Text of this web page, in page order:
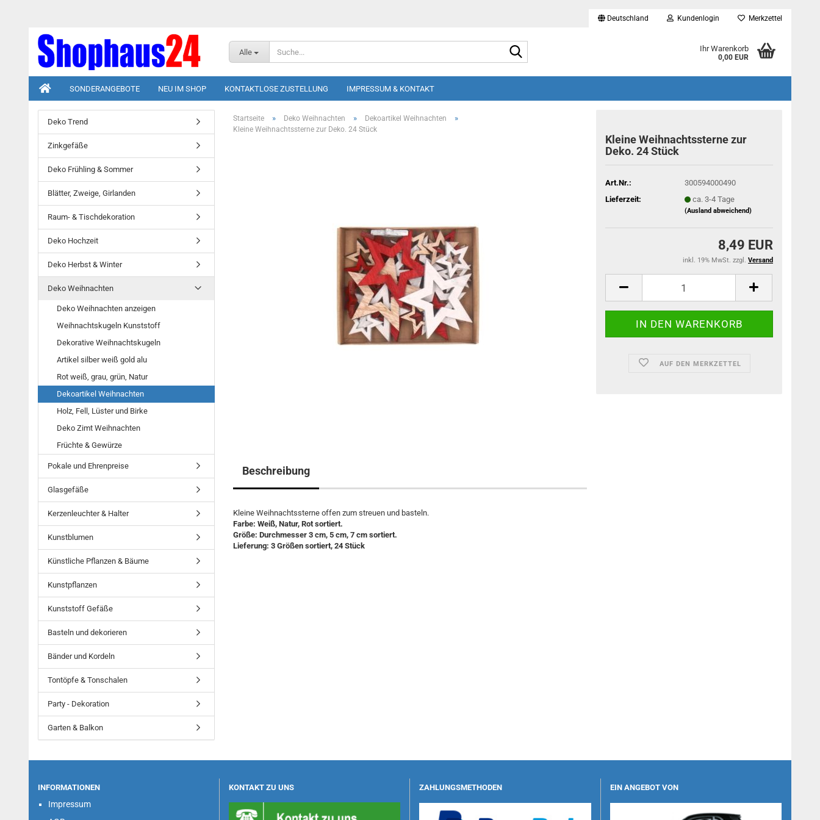
Deutschland Kundenlogin Merkzettel
Alle Ihr Warenkorb
0,00 EUR
SONDERANGEBOTE NEU IM SHOP KONTAKTLOSE ZUSTELLUNG IMPRESSUM & KONTAKT
Startseite » Deko Weihnachten » Dekoartikel Weihnachten »
Kleine Weihnachtssterne zur Deko. 24 Stück
Kleine Weihnachtssterne zur
Deko. 24 Stück
Art.Nr.:
300594000490
Lieferzeit:
ca. 3-4 Tage
(Ausland abweichend)
8,49 EUR
inkl. 19% MwSt. zzgl. Versand
AUF DEN MERKZETTEL
Beschreibung
Kleine Weihnachtssterne offen zum streuen und basteln.
Farbe: Weiß, Natur, Rot sortiert.
Größe: Durchmesser 3 cm, 5 cm, 7 cm sortiert.
Lieferung: 3 Größen sortiert, 24 Stück
Deko Trend
Zinkgefäße
Deko Frühling & Sommer
Blätter, Zweige, Girlanden
Raum- & Tischdekoration
Deko Hochzeit
Deko Herbst & Winter
Deko Weihnachten
Deko Weihnachten anzeigen
Weihnachtskugeln Kunststoff
Dekorative Weihnachtskugeln
Artikel silber weiß gold alu
Rot weiß, grau, grün, Natur
Dekoartikel Weihnachten
Holz, Fell, Lüster und Birke
Deko Zimt Weihnachten
Früchte & Gewürze
Pokale und Ehrenpreise
Glasgefäße
Kerzenleuchter & Halter
Kunstblumen
Künstliche Pflanzen & Bäume
Kunstpflanzen
Kunststoff Gefäße
Basteln und dekorieren
Bänder und Kordeln
Tontöpfe & Tonschalen
Party - Dekoration
Garten & Balkon
INFORMATIONEN
Impressum
KONTAKT ZU UNS ZAHLUNGSMETHODEN EIN ANGEBOT VON